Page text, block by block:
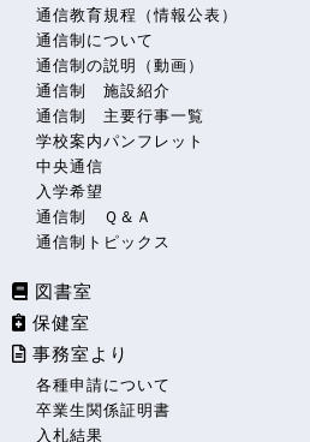
通信教育規程（情報公表）
通信制について
通信制の説明（動画）
通信制 施設紹介
通信制 主要行事一覧
学校案内パンフレット
中央通信
入学希望
通信制 Ｑ＆Ａ
通信制トピックス
図書室
保健室
事務室より
各種申請について
卒業生関係証明書
入札結果